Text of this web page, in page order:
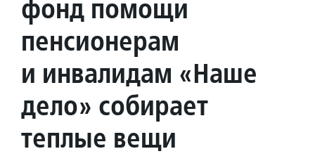
фонд помощи
пенсионерам
и инвалидам «Наше
дело» собирает
теплые вещи